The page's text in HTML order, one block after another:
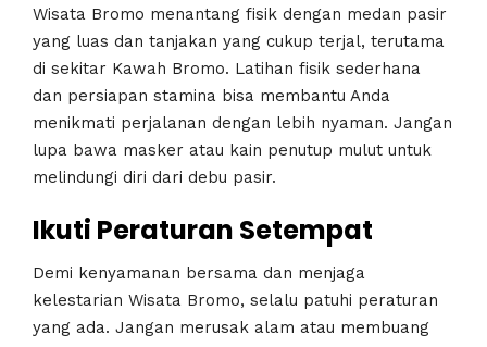
Wisata Bromo menantang fisik dengan medan pasir
yang luas dan tanjakan yang cukup terjal, terutama
di sekitar Kawah Bromo. Latihan fisik sederhana
dan persiapan stamina bisa membantu Anda
menikmati perjalanan dengan lebih nyaman. Jangan
lupa bawa masker atau kain penutup mulut untuk
melindungi diri dari debu pasir.
Ikuti Peraturan Setempat
Demi kenyamanan bersama dan menjaga
kelestarian Wisata Bromo, selalu patuhi peraturan
yang ada. Jangan merusak alam atau membuang